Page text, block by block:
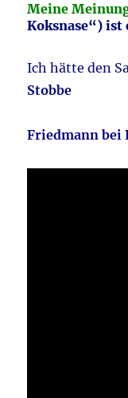
Meine
Koksnase“)
Ich hätte den
Stobbe
Friedmann bei